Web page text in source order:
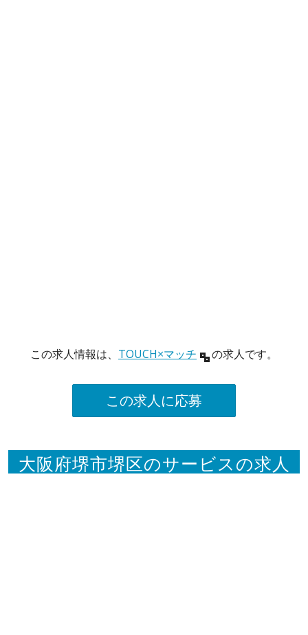
この求人情報は、 TOUCH×マッチ の求人です。
この求人に応募
大阪府堺市堺区のサービスの求人